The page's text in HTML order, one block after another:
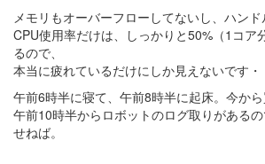
メモリもオーバーフローしてないし、ハンド
CPU使用率だけは、しっかりと50%（1コア
るので、
本当に疲れているだけにしか見えないです・
午前6時半に寝て、午前8時半に起床。今から
午前10時半からロボットのログ取りがある
せねば。